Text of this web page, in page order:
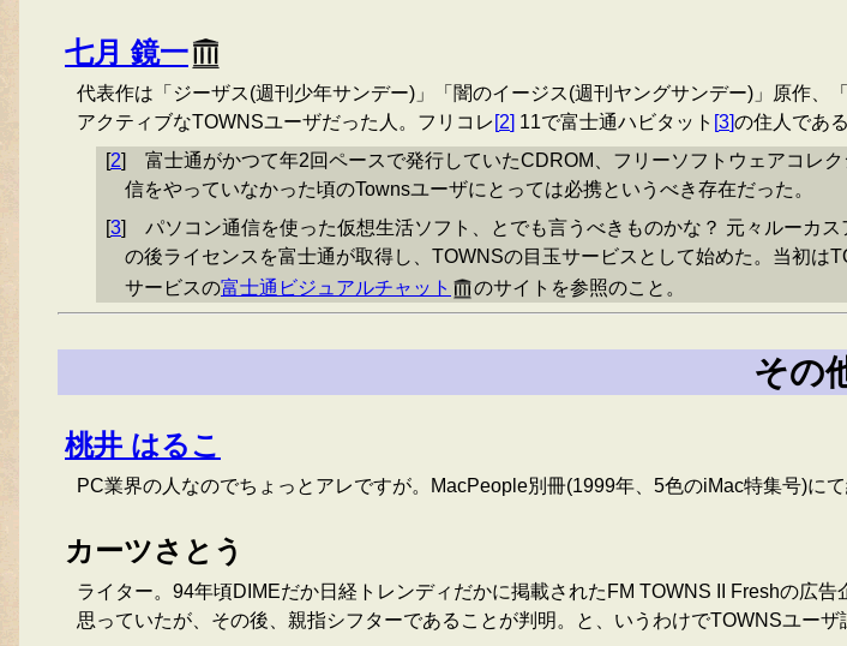
七月 鏡一
代表作は「ジーザス(週刊少年サンデー)」「闇のイージス(週刊ヤングサンデー)」原作
アクティブなTOWNSユーザだった人。フリコレ [2] 11で富士通ハビタット [3]の住人であ
[2]
富士通がかつて年2回ペースで発行していたCDROM、フリーソフトウェアコレ
信をやっていなかった頃のTownsユーザにとっては必携というべき存在だった。
[3]
パソコン通信を使った仮想生活ソフト、とでも言うべきものかな？ 元々ルーカ
の後ライセンスを富士通が取得し、TOWNSの目玉サービスとして始めた。当初
サービスの富士通ビジュアルチャット のサイトを参照のこと。
その
桃井 はるこ
PC業界の人なのでちょっとアレですが。MacPeople別冊(1999年、5色のiMac特集号)に
カーツさとう
ライター。94年頃DIMEだか日経トレンディだかに掲載されたFM TOWNS II Freshの広
思っていたが、その後、親指シフターであることが判明。と、いうわけでTOWNSユー